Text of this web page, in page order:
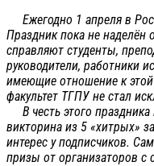
Ежегодно 1 апреля в
Праздник пока не наделён
справляют студенты,
руководители, работники
имеющие отношение к
факультет ТГПУ не стал
В честь этого
викторина из 5 «хитрых»
интерес у подписчиков.
призы от организаторов